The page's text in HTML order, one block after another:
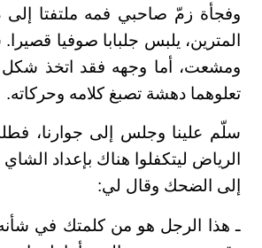
وفجأة زمّ صاحبي فمه ملتفتا
المترين، يلبس جلبابا صوفيا
ومشعت، أما وجهه فقد اتخذ شكل
تعلوهما دهشة تصبغ كلامه وحركاته.
سلّم علينا وجلس إلى جوارنا،
الرياض ليتكفلوا هناك بإعداد
إلى الضحك وقال لي:
ـ هذا الرجل هو من كلمتك في